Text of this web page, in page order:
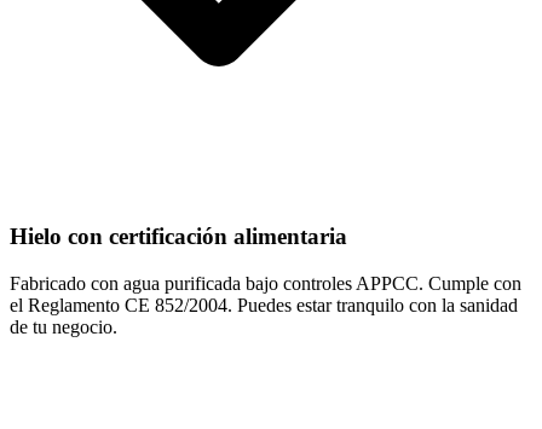
Hielo con certificación alimentaria
Fabricado con agua purificada bajo controles APPCC. Cumple con
el Reglamento CE 852/2004. Puedes estar tranquilo con la sanidad
de tu negocio.